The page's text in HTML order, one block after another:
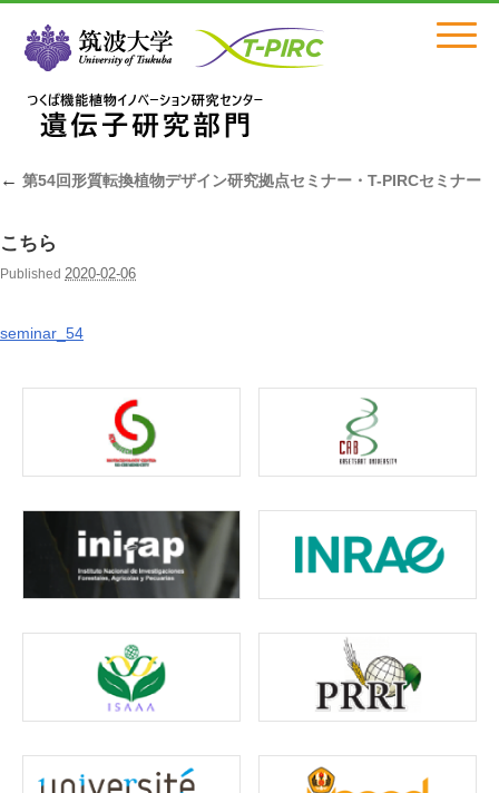
Click
← 第54回形質転換植物デザイン研究拠点セミナー・T-PIRCセミナー
こちら
Published 2020-02-06
seminar_54